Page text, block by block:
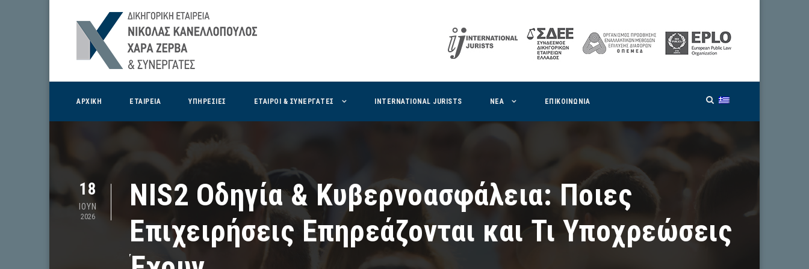
ΑΡΧΙΚΗ ΕΤΑΙΡΕΙΑ ΥΠΗΡΕΣΙΕΣ ΕΤΑΙΡΟΙ & ΣΥΝΕΡΓΑΤΕΣ INTERNATIONAL JURISTS ΝΕΑ ΕΠΙΚΟΙΝΩΝΙΑ
18
ΙΟΥΝ
2026
NIS2 Οδηγία & Κυβερνοασφάλεια: Ποιες
Επιχειρήσεις Επηρεάζονται και Τι Υποχρεώσεις